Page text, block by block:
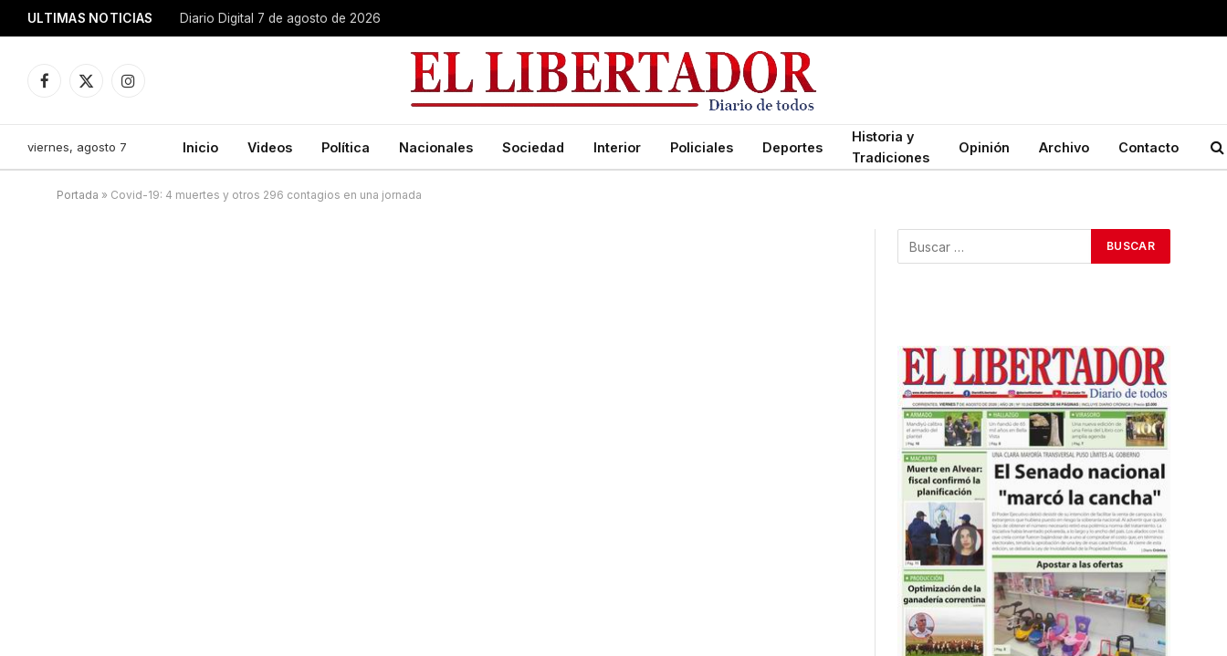
ULTIMAS NOTICIAS Diario Digital 7 de agosto de 2026
Facebook
X
Instagram
viernes, agosto 7 Inicio Videos Política Nacionales Sociedad Interior Policiales Deportes
Historia y
Tradiciones
Opinión Archivo Contacto
Portada » Covid-19: 4 muertes y otros 296 contagios en una jornada